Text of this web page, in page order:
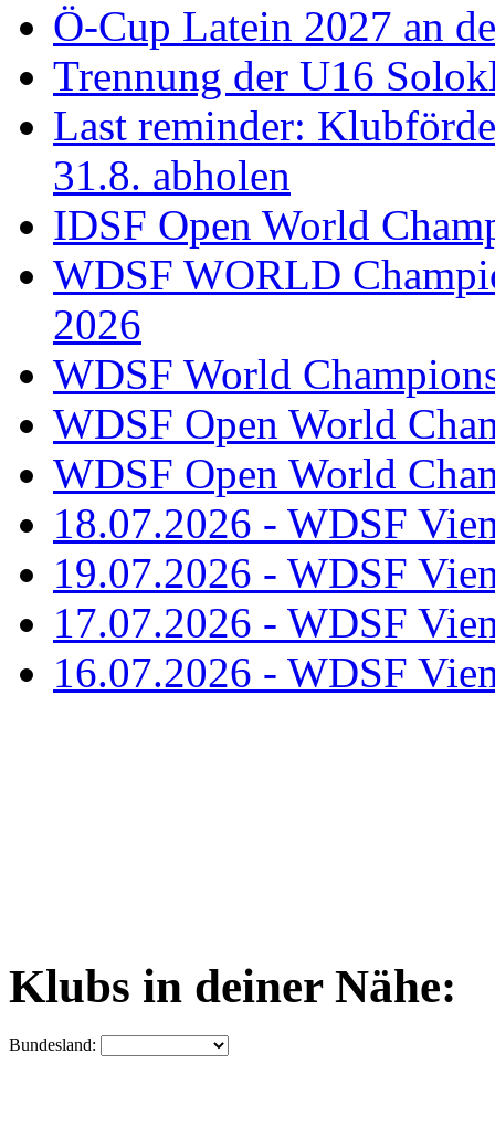
Ö-Cup Latein 2027 an
Trennung der U16
Last reminder:
31.8. abholen
IDSF Open World
WDSF WORLD
2026
WDSF World
WDSF Open World
WDSF Open World
18.07.2026 - WDSF
19.07.2026 - WDSF
17.07.2026 - WDSF
16.07.2026 - WDSF
Klubs in deiner Nähe:
Bundesland: